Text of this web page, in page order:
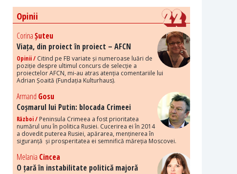
Opinii
CorinaȘuteu
Viața, din proiect în proiect – AFCN
Opinii / Citind pe FB variate și numeroase luări de
poziție despre ultimul concurs de selecție a
proiectelor AFCN, mi-au atras atenția comentariile lui
Adrian Șoaită (Fundația Kulturhaus).
Armand Gosu
Coșmarul lui Putin: blocada Crimeei
Război / Peninsula Crimeea a fost prioritatea
numărul unu în politica Rusiei. Cucerirea ei în 2014
a dovedit puterea Rusiei, apărarea, menținerea în
siguranță și prosperitatea ei semnifică măreția Moscovei.
Melania Cincea
O țară în instabilitate politică majoră